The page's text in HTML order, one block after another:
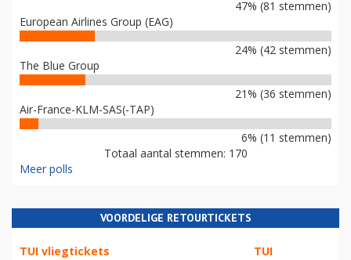
47% (81 stemmen)
European Airlines Group (EAG)
24% (42 stemmen)
The Blue Group
21% (36 stemmen)
Air-France-KLM-SAS(-TAP)
6% (11 stemmen)
Totaal aantal stemmen: 170
Meer polls
VOORDELIGE RETOURTICKETS
TUI vliegtickets TUI